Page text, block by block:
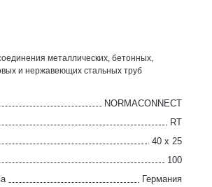
металлических, бетонных,
и нержавеющих стальных труб
NORMACONNECT
RT
40 x 25
100
Германия